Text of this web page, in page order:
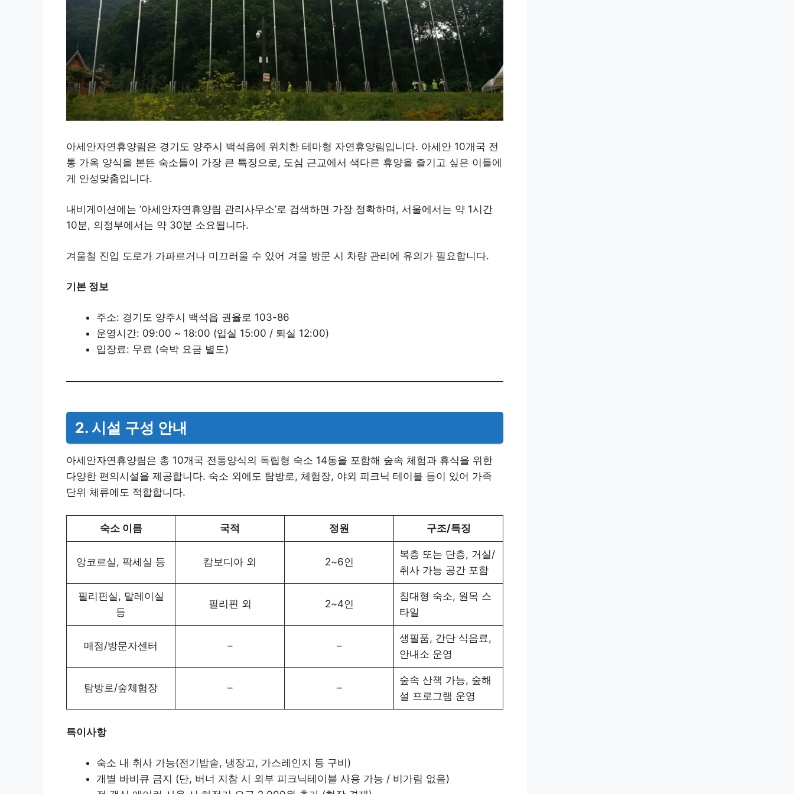
아세안자연휴양림은 경기도 양주시 백석읍에 위치한 테마형 자연휴양림입니다. 아세안 10개국 전
통 가옥 양식을 본뜬 숙소들이 가장 큰 특징으로, 도심 근교에서 색다른 휴양을 즐기고 싶은 이들에
게 안성맞춤입니다.
내비게이션에는 ‘아세안자연휴양림 관리사무소’로 검색하면 가장 정확하며, 서울에서는 약 1시간
10분, 의정부에서는 약 30분 소요됩니다.
겨울철 진입 도로가 가파르거나 미끄러울 수 있어 겨울 방문 시 차량 관리에 유의가 필요합니다.
기본 정보
주소: 경기도 양주시 백석읍 권율로 103-86
운영시간: 09:00 ~ 18:00 (입실 15:00 / 퇴실 12:00)
입장료: 무료 (숙박 요금 별도)
2. 시설 구성 안내
아세안자연휴양림은 총 10개국 전통양식의 독립형 숙소 14동을 포함해 숲속 체험과 휴식을 위한
다양한 편의시설을 제공합니다. 숙소 외에도 탐방로, 체험장, 야외 피크닉 테이블 등이 있어 가족
단위 체류에도 적합합니다.
숙소 이름 국적 정원 구조/특징
앙코르실, 팍세실 등 캄보디아 외 2~6인
복층 또는 단층, 거실/
취사 가능 공간 포함
필리핀실, 말레이실
등
필리핀 외 2~4인
침대형 숙소, 원목 스
타일
매점/방문자센터 – –
생필품, 간단 식음료,
안내소 운영
탐방로/숲체험장 – –
숲속 산책 가능, 숲해
설 프로그램 운영
특이사항
숙소 내 취사 가능(전기밥솥, 냉장고, 가스레인지 등 구비)
개별 바비큐 금지 (단, 버너 지참 시 외부 피크닉테이블 사용 가능 / 비가림 없음)